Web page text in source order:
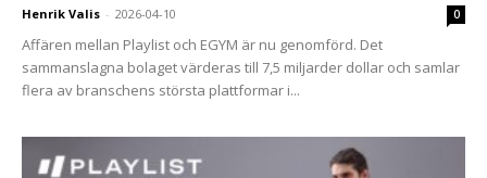
Henrik Valis - 2026-04-10 0
Affären mellan Playlist och EGYM är nu genomförd. Det
sammanslagna bolaget värderas till 7,5 miljarder dollar och samlar
flera av branschens största plattformar i...